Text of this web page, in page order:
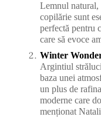
Lemnul natural,
copilărie sunt
perfectă pentru
care să evoce
Winter
Argintiul
baza unei
un plus de
moderne care
menționat